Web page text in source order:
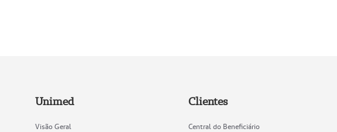
Unimed
Visão Geral
Clientes
Central do Beneficiário